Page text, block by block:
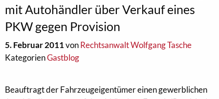
mit Autohändler über Verkauf eines
PKW gegen Provision
5. Februar 2011vonRechtsanwalt Wolfgang Tasche
KategorienGastblog
Beauftragt der Fahrzeugeigentümer einen gewerblichen